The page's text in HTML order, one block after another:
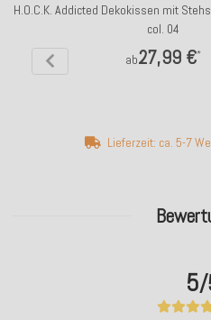
5/
H.O.C.K. Addicted Dekokissen mit
col. 04
ab27,99 €*
Lieferzeit: ca. 5-7